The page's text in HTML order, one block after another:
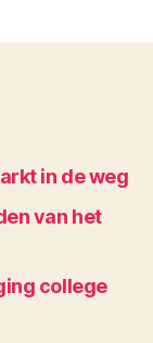
in de weg
van het
college